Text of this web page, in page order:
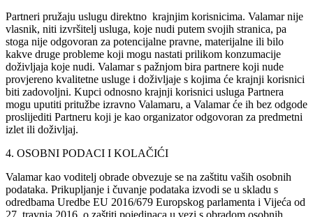
Partneri pružaju uslugu direktno krajnjim korisnicima. Valamar nije
vlasnik, niti izvršitelj usluga, koje nudi putem svojih stranica, pa
stoga nije odgovoran za potencijalne pravne, materijalne ili bilo
kakve druge probleme koji mogu nastati prilikom konzumacije
doživljaja koje nudi. Valamar s pažnjom bira partnere koji nude
provjereno kvalitetne usluge i doživljaje s kojima će krajnji korisnici
biti zadovoljni. Kupci odnosno krajnji korisnici usluga Partnera
mogu uputiti pritužbe izravno Valamaru, a Valamar će ih bez odgode
proslijediti Partneru koji je kao organizator odgovoran za predmetni
izlet ili doživljaj.
4. OSOBNI PODACI I KOLAČIĆI
Valamar kao voditelj obrade obvezuje se na zaštitu vaših osobnih
podataka. Prikupljanje i čuvanje podataka izvodi se u skladu s
odredbama Uredbe EU 2016/679 Europskog parlamenta i Vijeća od